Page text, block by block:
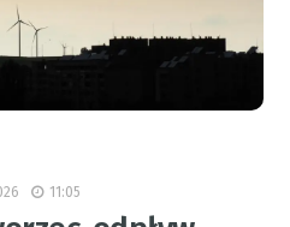
11:05